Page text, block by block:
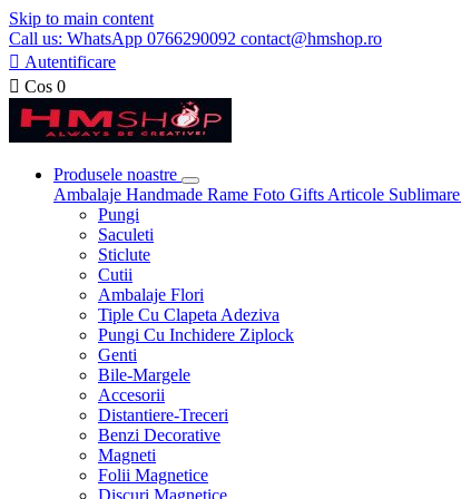
Skip to main content
Call us: WhatsApp 0766290092 contact@hmshop.ro
 Autentificare
 Cos 0
Produsele noastre
Ambalaje Handmade Rame Foto Gifts Articole Sublimare
Pungi
Saculeti
Sticlute
Cutii
Ambalaje Flori
Tiple Cu Clapeta Adeziva
Pungi Cu Inchidere Ziplock
Genti
Bile-Margele
Accesorii
Distantiere-Treceri
Benzi Decorative
Magneti
Folii Magnetice
Discuri Magnetice